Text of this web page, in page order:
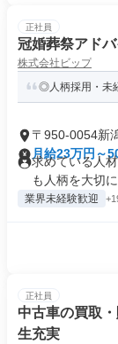
正社員
冠婚葬祭アド
株式会社ビップ
◎人柄採用・未
〒950-0054新
月給23万円～
求めている人
も人柄を大切
業界未経験歓迎
正社員
中古車の買取
生充実